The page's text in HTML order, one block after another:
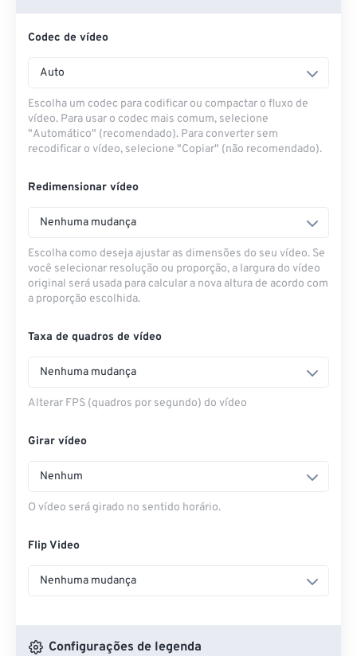
Codec de vídeo
Auto
Escolha um codec para codificar ou compactar o fluxo de
vídeo. Para usar o codec mais comum, selecione
"Automático" (recomendado). Para converter sem
recodificar o vídeo, selecione "Copiar" (não recomendado).
Redimensionar vídeo
Nenhuma mudança
Escolha como deseja ajustar as dimensões do seu vídeo. Se
você selecionar resolução ou proporção, a largura do vídeo
original será usada para calcular a nova altura de acordo com
a proporção escolhida.
Taxa de quadros de vídeo
Nenhuma mudança
Alterar FPS (quadros por segundo) do vídeo
Girar vídeo
Nenhum
O vídeo será girado no sentido horário.
Flip Video
Nenhuma mudança
Configurações de legenda